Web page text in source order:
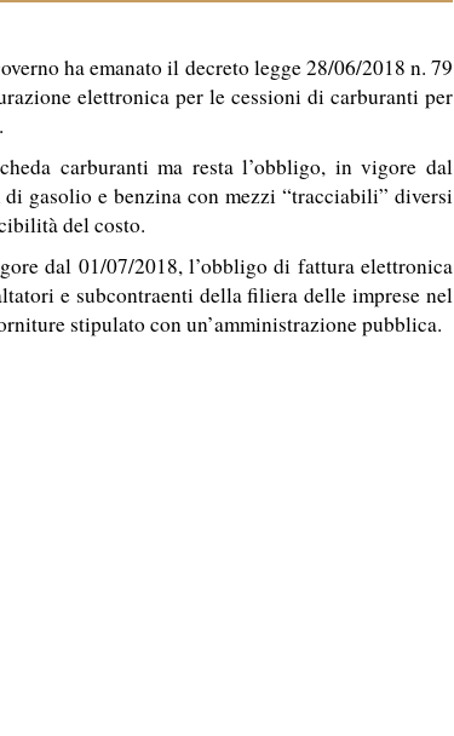
ha emanato il decreto legge 28/06/2018 n. 79
elettronica per le cessioni di carburanti per
carburanti ma resta l’obbligo, in vigore dal
gasolio e benzina con mezzi “tracciabili” diversi
del costo.
dal 01/07/2018, l’obbligo di fattura elettronica
e subcontraenti della filiera delle imprese nel
stipulato con un’amministrazione pubblica.